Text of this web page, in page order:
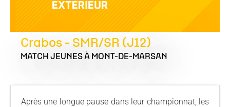
Crabos - SMR/SR (J12)
MATCH JEUNES À MONT-DE-MARSAN
Après une longue pause dans leur championnat, les